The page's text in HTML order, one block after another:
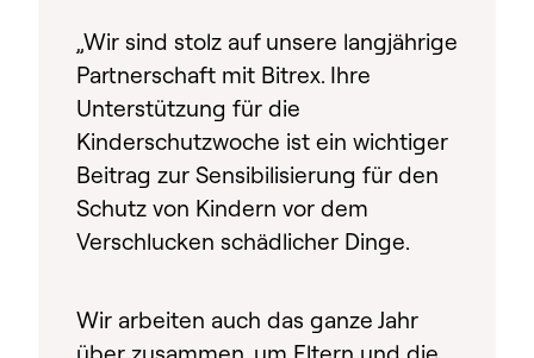
„Wir sind stolz auf unsere langjährige
Partnerschaft mit Bitrex. Ihre
Unterstützung für die
Kinderschutzwoche ist ein wichtiger
Beitrag zur Sensibilisierung für den
Schutz von Kindern vor dem
Verschlucken schädlicher Dinge.
Wir arbeiten auch das ganze Jahr